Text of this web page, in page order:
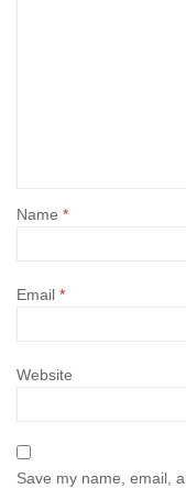
Name *
Email *
Website
Save my name, email,